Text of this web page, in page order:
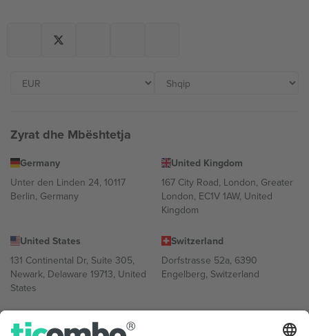
Zyrat dhe Mbështetja
Germany
Unter den Linden 24, 10117
Berlin, Germany
United Kingdom
167 City Road, London, Greater
London, EC1V 1AW, United
Kingdom
United States
131 Continental Dr, Suite 305,
Newark, Delaware 19713, United
States
Switzerland
Dorfstrasse 52a, 6390
Engelberg, Switzerland
Bulgaria